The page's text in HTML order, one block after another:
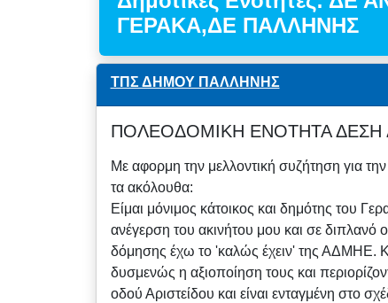
ΓΕΡΑΚΑ,ΔΕ ΠΑΛΛΗΝΗΣ
ΤΠΣ ΔΗΜΟΥ ΠΑΛΛΗΝΗΣ
ΠΟΛΕΟΔΟΜΙΚΗ ΕΝΟΤΗΤΑ ΔΕΣΗ
Με αφορμη την μελλοντική συζήτηση για
τα ακόλουθα:
Είμαι μόνιμος κάτοικος και δημότης του
ανέγερση του ακινήτου μου και σε
δόμησης έχω το 'καλώς έχειν' της ΑΔΜΗΕ.
δυσμενώς η αξιοποίηση τους και
οδού Αριστείδου και είναι ενταγμένη στο